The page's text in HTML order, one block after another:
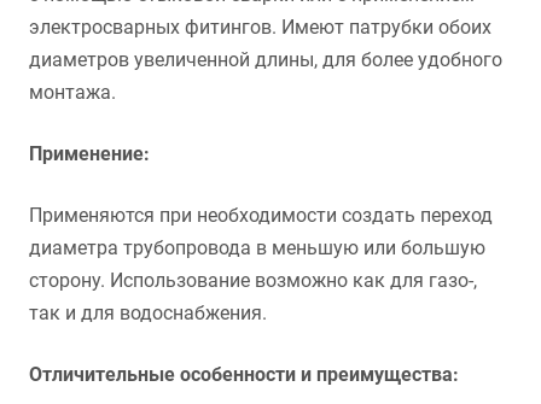
электросварных фитингов. Имеют патрубки обоих
диаметров увеличенной длины, для более удобного
монтажа.
Применение:
Применяются при необходимости создать переход
диаметра трубопровода в меньшую или большую
сторону. Использование возможно как для газо-,
так и для водоснабжения.
Отличительные особенности и преимущества: